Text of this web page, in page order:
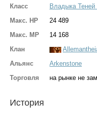
Класс
Владыка Теней
Макс. HP
24 489
Макс. MP
14 168
Клан
Альянс
Arkenstone
Торговля
на рынке не
История